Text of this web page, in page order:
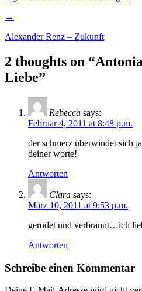
→
Alexander Renz – Zukunft
2 thoughts on “
Liebe”
Rebecca says:
Februar 4, 2011 at 8:48 p.m.
der schmerz überwindet sich
deiner worte!
Antworten
Clara says:
März 10, 2011 at 9:53 p.m.
gerodet und verbrannt…ich
Antworten
Schreibe einen Kommentar